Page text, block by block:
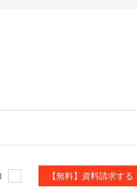
【無料】資料請求する